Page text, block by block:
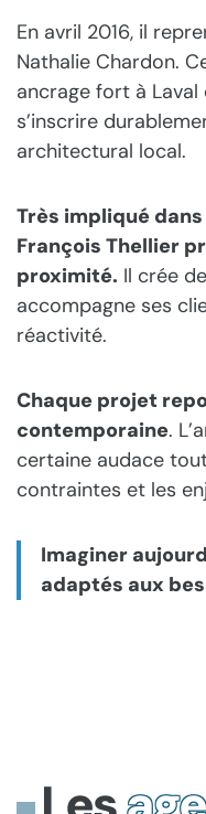
En avril 2016, il
Nathalie Chardon.
ancrage fort à
s’inscrire
architectural local.
Très impliqué
François Thellier
proximité. Il crée
accompagne ses
réactivité.
Chaque projet
contemporaine.
certaine audace
contraintes et les
Imaginer
adaptés aux